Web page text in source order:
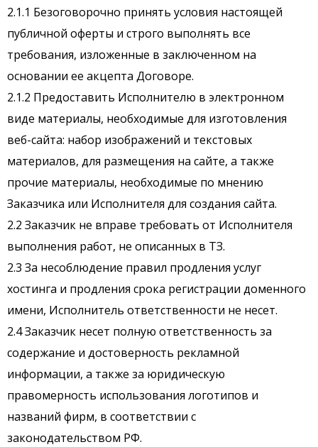
2.1.1 Безоговорочно принять условия настоящей
публичной оферты и строго выполнять все
требования, изложенные в заключенном на
основании ее акцепта Договоре.
2.1.2 Предоставить Исполнителю в электронном
виде материалы, необходимые для изготовления
веб-сайта: набор изображений и текстовых
материалов, для размещения на сайте, а также
прочие материалы, необходимые по мнению
Заказчика или Исполнителя для создания сайта.
2.2 Заказчик не вправе требовать от Исполнителя
выполнения работ, не описанных в ТЗ.
2.3 За несоблюдение правил продления услуг
хостинга и продления срока регистрации доменного
имени, Исполнитель ответственности не несет.
2.4 Заказчик несет полную ответственность за
содержание и достоверность рекламной
информации, а также за юридическую
правомерность использования логотипов и
названий фирм, в соответствии с
законодательством РФ.